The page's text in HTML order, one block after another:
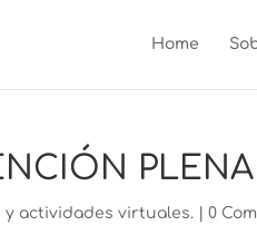
Home
PLENA
y actividades virtuales. |0